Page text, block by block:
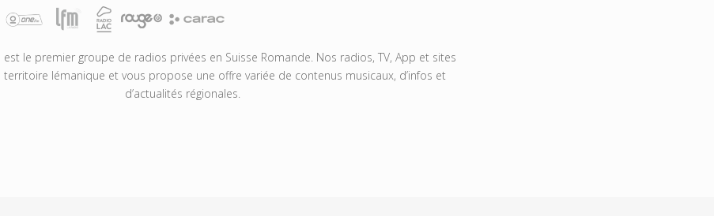
le premier groupe de radios privées en Suisse Romande. Nos radios, TV, App et sites
lémanique et vous propose une offre variée de contenus musicaux, d’infos et
d’actualités régionales.